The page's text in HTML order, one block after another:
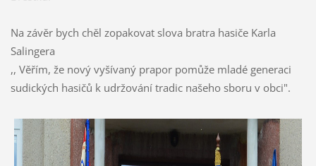
Na závěr bych chěl zopakovat slova bratra hasiče Karla
Salingera
,, Věřím, že nový vyšívaný prapor pomůže mladé generaci
sudických hasičů k udržování tradic našeho sboru v obci".